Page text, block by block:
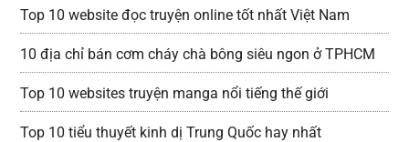
Top 10 website đọc truyện online tốt nhất Việt Nam
10 địa chỉ bán cơm cháy chà bông siêu ngon ở TPHCM
Top 10 websites truyện manga nổi tiếng thế giới
Top 10 tiểu thuyết kinh dị Trung Quốc hay nhất